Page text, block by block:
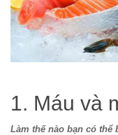
1. Máu và
Làm thế nào bạn có